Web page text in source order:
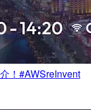
！#AWSreInvent